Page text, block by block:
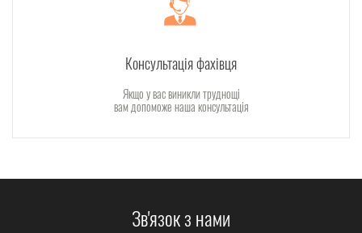
Консультація фахівця
Якщо у вас виникли труднощі
вам допоможе наша консультація
Зв'язок з нами